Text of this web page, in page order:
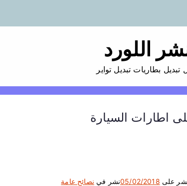
اللورد
بطاريات تبديل تواير
اطارات السيارة
على 05/02/2018نشر في نصائح عامة